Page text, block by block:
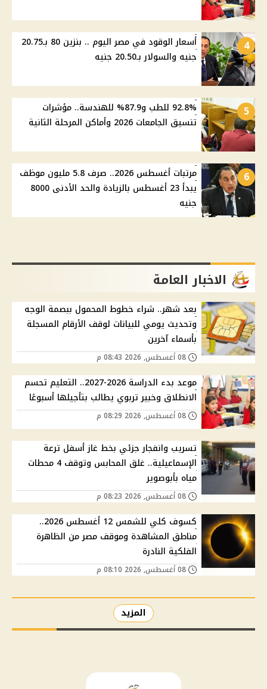
4
أسعار الوقود في مصر اليوم .. بنزين 80 بـ20.75
جنيه والسولار بـ20.50 جنيه
5
92.8% للطب و87.9% للهندسة.. مؤشرات
تنسيق الجامعات 2026 وأماكن المرحلة الثانية
6
مرتبات أغسطس 2026.. صرف 5.8 مليون موظف
يبدأ 23 أغسطس بالزيادة والحد الأدنى 8000
جنيه
الاخبار العامة
بعد شهر.. شراء خطوط المحمول ببصمة الوجه
وتحديث يومي للبيانات لوقف الأرقام المسجلة
بأسماء آخرين
موعد بدء الدراسة 2026-2027.. التعليم تحسم
الانطلاق وخبير تربوي يطالب بتأجيلها أسبوعًا
تسريب وانفجار جزئي بخط غاز أسفل ترعة
الإسماعيلية.. غلق المحابس وتوقف 4 محطات
مياه بأبوصوير
كسوف كلي للشمس 12 أغسطس 2026..
مناطق المشاهدة وموقف مصر من الظاهرة
الفلكية النادرة
المزيد